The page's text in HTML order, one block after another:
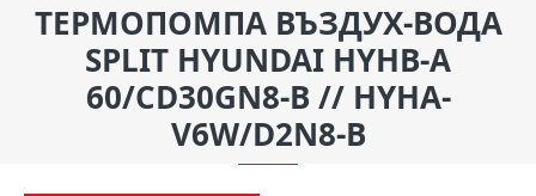
ТЕРМОПОМПА ВЪЗДУХ-ВОДА
SPLIT HYUNDAI HYHB-A
60/CD30GN8-B // HYHA-
V6W/D2N8-B